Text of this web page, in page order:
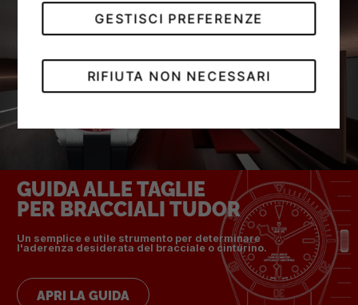
GUIDA ALLE TAGLIE
PER BRACCIALI TUDOR
Un semplice e utile strumento per determinare
l'aderenza desiderata del bracciale o cinturino.
APRI LA GUIDA
RIFIUTA NON NECESSARI
GESTISCI PREFERENZE